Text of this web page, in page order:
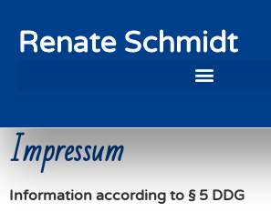
Renate Schmidt
Impressum
Information according to § 5 DDG